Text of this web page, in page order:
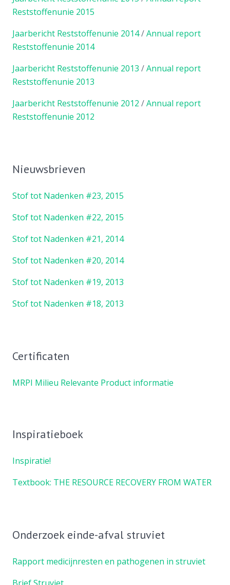
Reststoffenunie 2015
Jaarbericht Reststoffenunie 2014/Annual report
Reststoffenunie 2014
Jaarbericht Reststoffenunie 2013 /Annual report
Reststoffenunie 2013
Jaarbericht Reststoffenunie 2012 /Annual report
Reststoffenunie 2012
Nieuwsbrieven
Stof tot Nadenken #23, 2015
Stof tot Nadenken #22, 2015
Stof tot Nadenken #21, 2014
Stof tot Nadenken #20, 2014
Stof tot Nadenken #19, 2013
Stof tot Nadenken #18, 2013
Certificaten
MRPI Milieu Relevante Product informatie
Inspiratieboek
Inspiratie!
Textbook: THE RESOURCE RECOVERY FROM WATER
Onderzoek einde-afval struviet
Rapport medicijnresten en pathogenen in struviet